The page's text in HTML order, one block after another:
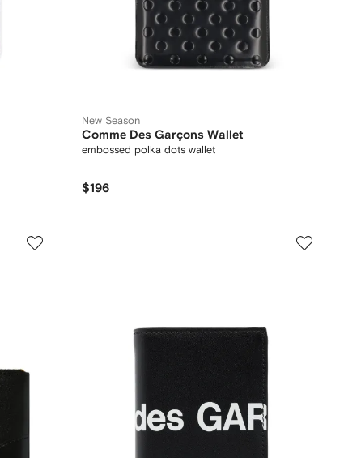
New Season
Comme Des Garçons Wallet
embossed polka dots wallet
$196